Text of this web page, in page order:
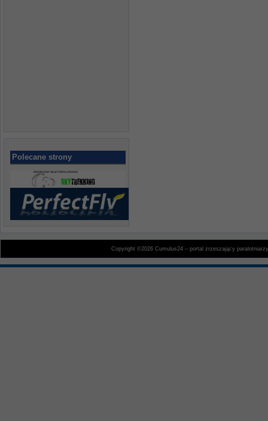
Polecane strony
Copyright ©2026 Cumulus24 – portal zrzeszający